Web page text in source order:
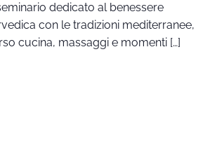
dedicato al benessere
con le tradizioni mediterranee,
cucina, massaggi e momenti […]